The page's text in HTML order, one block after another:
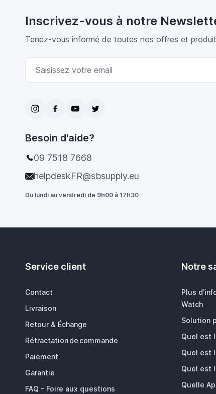
Inscrivez-vous à notre
Tenez-vous informé de toutes nos offres et
Besoin d'aide?
09 7518 7668
helpdeskFR@sbsupply.eu
Du lundi au vendredi de 9h00 à 17h30
Service client
Contact
Livraison
Retour & Échange
Rétractation de commande
Paiement
Garantie
FAQ - Foire aux questions
Notre
Plus
Watch
Solution
Quel est
Quel est
Quel est
Quelle